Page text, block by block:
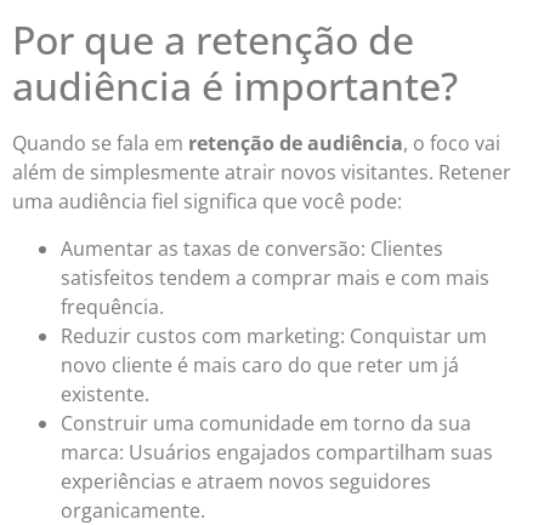
Por que a retenção de
audiência é importante?
Quando se fala em retenção de audiência, o foco vai
além de simplesmente atrair novos visitantes. Retener
uma audiência fiel significa que você pode:
Aumentar as taxas de conversão: Clientes
satisfeitos tendem a comprar mais e com mais
frequência.
Reduzir custos com marketing: Conquistar um
novo cliente é mais caro do que reter um já
existente.
Construir uma comunidade em torno da sua
marca: Usuários engajados compartilham suas
experiências e atraem novos seguidores
organicamente.